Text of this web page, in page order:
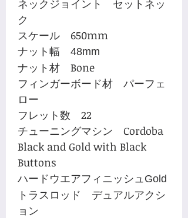
ネックジョイント セットネッ
ク
スケール 650mm
ナット幅 48mm
ナット材 Bone
フィンガーボード材 パーフェ
ロー
フレット数 22
チューニングマシン Cordoba
Black and Gold with Black
Buttons
ハードウエアフィニッシュGold
トラスロッド デュアルアクシ
ョン